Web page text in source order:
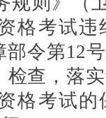
格考试违
令第12
查，落
格考试